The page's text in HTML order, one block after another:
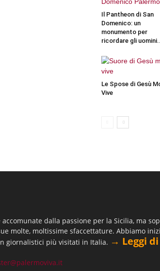
Il Pantheon di San
Domenico: un
monumento per
ricordare gli
Le Spose di Gesù
Vive
dalla passione per la Sicilia, ma
molte, moltissime sfaccettature. Abbiamo
giornalistici più visitati in Italia. → Leggi